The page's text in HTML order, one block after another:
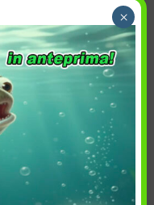
€
Lunghezza: 14.5 cm
Peso: 1.6oz (44.8 gr)
×